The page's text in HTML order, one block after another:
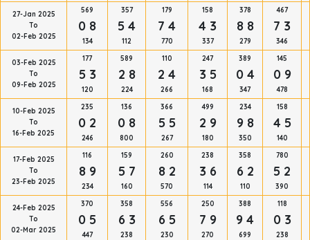
27-Jan 2025
To
02-Feb 2025
569
0 8
134
357
5 4
112
179
7 4
770
158
4 3
337
378
8 8
279
467
7 3
346
03-Feb 2025
To
09-Feb 2025
177
5 3
120
589
2 8
224
110
2 4
266
247
3 5
168
389
0 4
347
145
0 9
478
10-Feb 2025
To
16-Feb 2025
235
0 2
246
136
0 8
800
366
5 5
267
499
2 9
180
234
9 8
350
158
4 5
140
17-Feb 2025
To
23-Feb 2025
116
8 9
234
159
5 7
160
260
8 2
570
238
3 6
114
358
6 2
110
780
5 2
390
24-Feb 2025
To
02-Mar 2025
370
0 5
447
358
6 3
238
556
6 5
230
250
7 9
270
388
9 4
699
118
0 3
238